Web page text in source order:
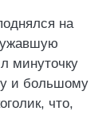
на
минуточку
и большому
что,